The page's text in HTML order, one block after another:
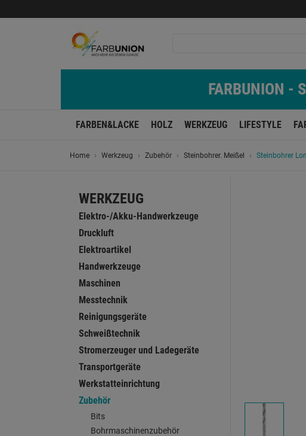
FARBUNION -
FARBEN&LACKE HOLZ WERKZEUG LIFESTYLE
Home Werkzeug Zubehör Steinbohrer. Meißel Steinbohrer
WERKZEUG
Elektro-/Akku-Handwerkzeuge
Druckluft
Elektroartikel
Handwerkzeuge
Maschinen
Messtechnik
Reinigungsgeräte
Schweißtechnik
Stromerzeuger und Ladegeräte
Transportgeräte
Werkstatteinrichtung
Zubehör
Bits
Bohrmaschinenzubehör